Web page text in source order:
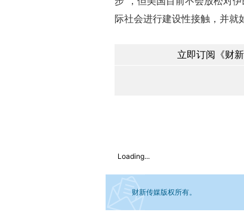
际社会进行建设性接触，并就
立即订阅《财
Loading...
财新传媒版权所有。